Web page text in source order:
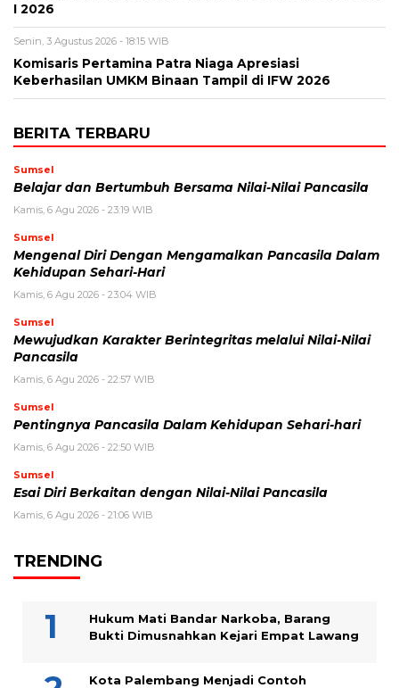
I 2026
Senin, 3 Agustus 2026 - 18:15 WIB
Komisaris Pertamina Patra Niaga Apresiasi
Keberhasilan UMKM Binaan Tampil di IFW 2026
BERITA TERBARU
Sumsel
Belajar dan Bertumbuh Bersama Nilai-Nilai Pancasila
Kamis, 6 Agu 2026 - 23:19 WIB
Sumsel
Mengenal Diri Dengan Mengamalkan Pancasila Dalam
Kehidupan Sehari-Hari
Kamis, 6 Agu 2026 - 23:04 WIB
Sumsel
Mewujudkan Karakter Berintegritas melalui Nilai-Nilai
Pancasila
Kamis, 6 Agu 2026 - 22:57 WIB
Sumsel
Pentingnya Pancasila Dalam Kehidupan Sehari-hari
Kamis, 6 Agu 2026 - 22:50 WIB
Sumsel
Esai Diri Berkaitan dengan Nilai-Nilai Pancasila
Kamis, 6 Agu 2026 - 21:06 WIB
TRENDING
Hukum Mati Bandar Narkoba, Barang
Bukti Dimusnahkan Kejari Empat Lawang
Kota Palembang Menjadi Contoh